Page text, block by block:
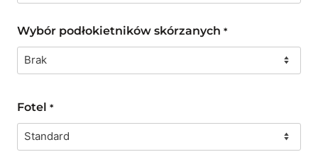
Wybór podłokietników skórzanych *
Fotel *